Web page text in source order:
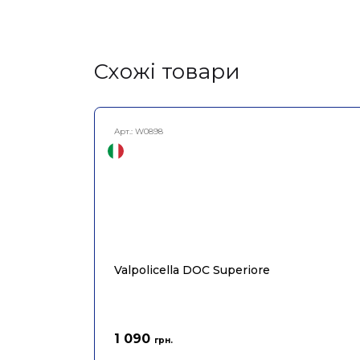
Cхожі товари
Арт.: W0898
Valpolicella DOC Superiore
1 090 грн.